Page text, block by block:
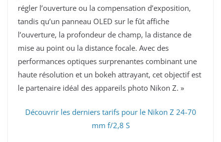
régler l’ouverture ou la compensation d’exposition,
tandis qu’un panneau OLED sur le fût affiche
l’ouverture, la profondeur de champ, la distance de
mise au point ou la distance focale. Avec des
performances optiques surprenantes combinant une
haute résolution et un bokeh attrayant, cet objectif est
le partenaire idéal des appareils photo Nikon Z. »
Découvrir les derniers tarifs pour le Nikon Z 24-70
mm f/2,8 S